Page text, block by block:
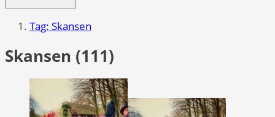
Tag: Skansen
Skansen (111)